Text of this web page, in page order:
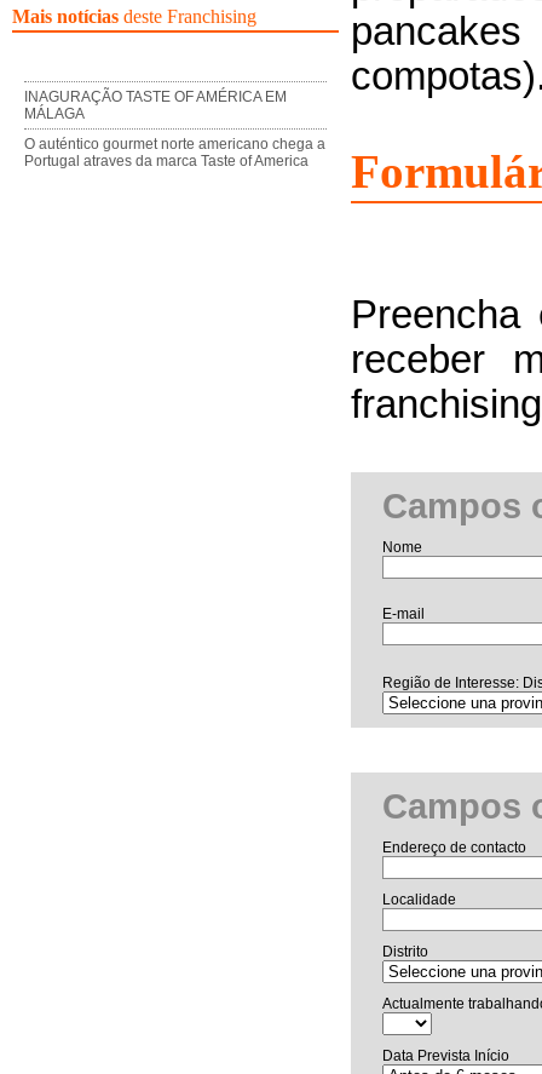
Mais notícias deste Franchising
INAGURAÇÃO TASTE OF AMÉRICA EM
MÁLAGA
O auténtico gourmet norte americano chega a
Portugal atraves da marca Taste of America
Preencha
receber
Campos
Nome
E-mail
Região de Interesse:
Campos
Endereço de contacto
Localidade
Distrito
Actualmente
Data Prevista Início